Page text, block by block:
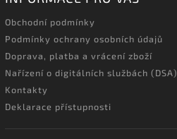
Obchodní podmínky
Podmínky ochrany osobních údajů
Doprava, platba a vrácení zboží
Nařízení o digitálních službách (DSA)
Kontakty
Deklarace přístupnosti